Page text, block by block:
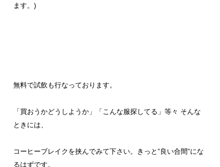
ます。)
無料で試飲も行なっております。
「買おうかどうしようか」「こんな服探してる」等々 そんな
ときには、
コーヒーブレイクを挟んでみて下さい。きっと”良い合間”にな
るはずです。